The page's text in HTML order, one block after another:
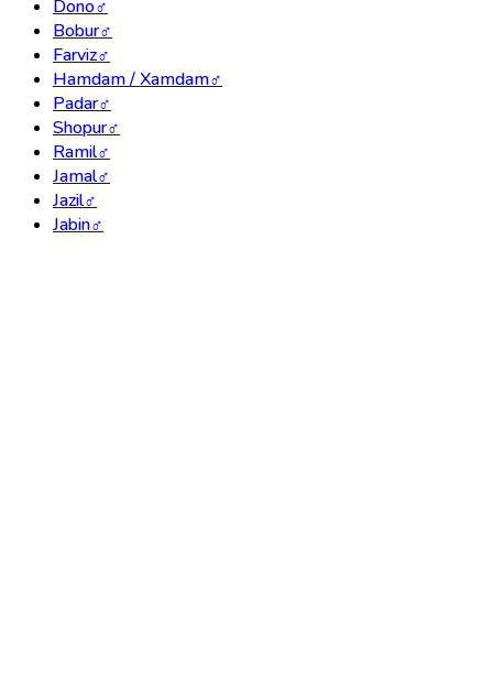
Dono♂
Bobur♂
Farviz♂
Hamdam / Xamdam♂
Padar♂
Shopur♂
Ramil♂
Jamal♂
Jazil♂
Jabin♂